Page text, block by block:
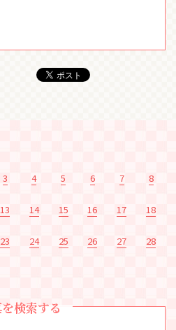
3 4 5 6 7 8
13 14 15 16 17 18
23 24 25 26 27 28
検索する